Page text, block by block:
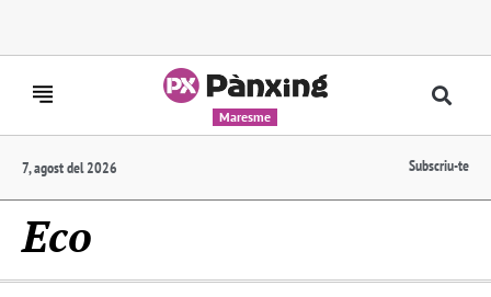
Maresme
7, agost del 2026 Subscriu-te
Eco